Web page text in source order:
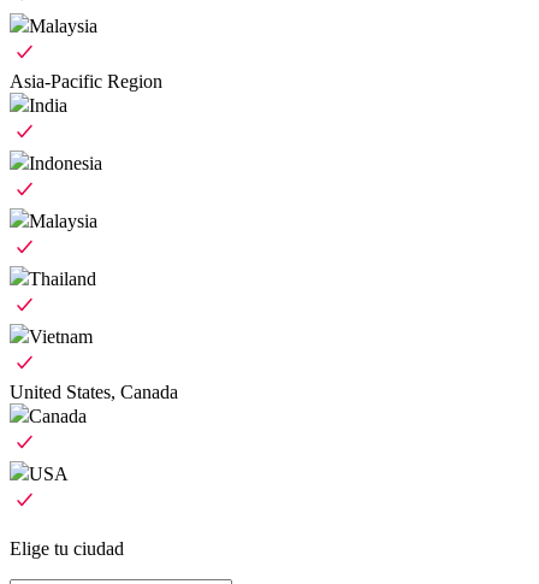
Malaysia
Asia-Pacific Region
India
Indonesia
Malaysia
Thailand
Vietnam
United States, Canada
Canada
USA
Elige tu ciudad